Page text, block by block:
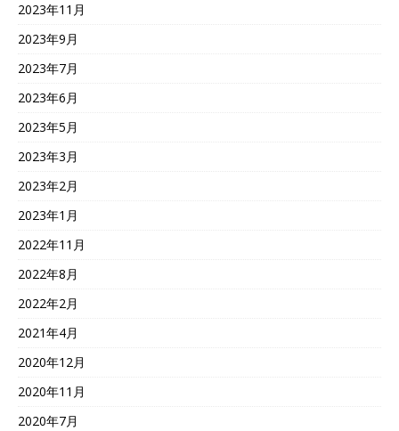
2023年11月
2023年9月
2023年7月
2023年6月
2023年5月
2023年3月
2023年2月
2023年1月
2022年11月
2022年8月
2022年2月
2021年4月
2020年12月
2020年11月
2020年7月